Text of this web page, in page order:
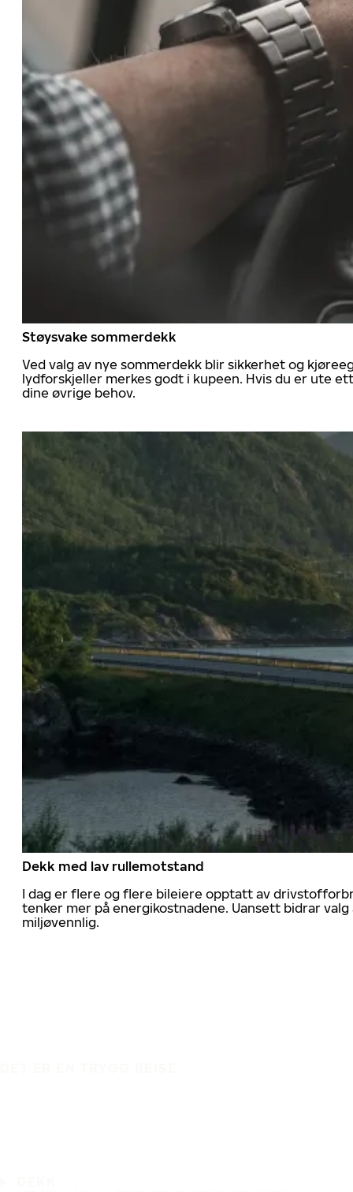
Støysvake sommerdekk
Ved valg av nye sommerdekk blir sikkerhet og
lydforskjeller merkes godt i kupeen. Hvis du er ute
dine øvrige behov.
Dekk med lav rullemotstand
I dag er flere og flere bileiere opptatt av
tenker mer på energikostnadene. Uansett bidrar
miljøvennlig.